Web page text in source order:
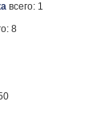
всего: 1
8